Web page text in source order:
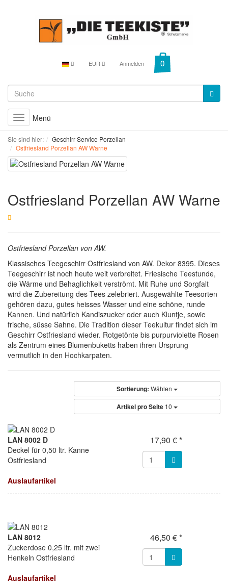
EUR Anmelden
Toggle
navigation
Menü
Sie sind hier:
Geschirr Service Porzellan
Ostfriesland Porzellan AW Warne
Ostfriesland Porzellan AW Warne
Ostfriesland Porzellan von AW.
Klassisches Teegeschirr Ostfriesland von AW. Dekor 8395. Dieses
Teegeschirr ist noch heute weit verbreitet. Friesische Teestunde,
die Wärme und Behaglichkeit verströmt. Mit Ruhe und Sorgfalt
wird die Zubereitung des Tees zelebriert. Ausgewählte Teesorten
gehören dazu, gutes heisses Wasser und eine schöne, runde
Kannen. Und natürlich Kandiszucker oder auch Kluntje, sowie
frische, süsse Sahne. Die Tradition dieser Teekultur findet sich im
Geschirr Ostfriesland wieder. Rotgetönte bis purpurviolette Rosen
als Zentrum eines Blumenbuketts haben ihren Ursprung
vermutlich in den Hochkarpaten.
Sortierung: Wählen
Artikel pro Seite 10
LAN 8002 D
Deckel für 0,50 ltr. Kanne
Ostfriesland
Auslaufartikel
17,90 € *
LAN 8012
Zuckerdose 0,25 ltr. mit zwei
Henkeln Ostfriesland
Auslaufartikel
46,50 € *